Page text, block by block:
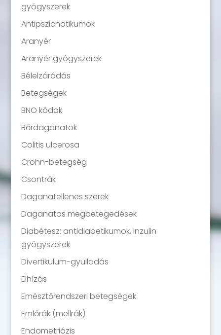
gyógyszerek
Antipszichotikumok
Aranyér
Aranyér gyógyszerek
Bélelzáródás
Betegségek
BNO kódok
Bőrdaganatok
Colitis ulcerosa
Crohn-betegség
Csontrák
Daganatellenes szerek
Daganatos megbetegedések
Diabétesz: antidiabetikumok, inzulin
gyógyszerek
Divertikulum-gyulladás
Elhízás
Emésztőrendszeri betegségek
Emlőrák (mellrák)
Endometriózis